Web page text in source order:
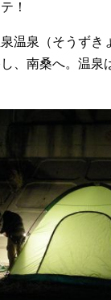
！
温泉（そうずき
、南桑へ。温泉